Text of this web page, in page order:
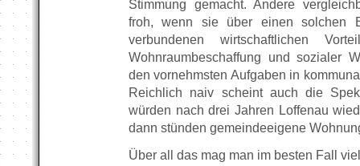
Stimmung gemacht. Andere
froh, wenn sie über einen solchen
verbundenen wirtschaftlichen
Wohnraumbeschaffung und sozialer
den vornehmsten Aufgaben in
Reichlich naiv scheint auch die
würden nach drei Jahren Loffenau
dann stünden gemeindeeigene
Über all das mag man im besten Fall